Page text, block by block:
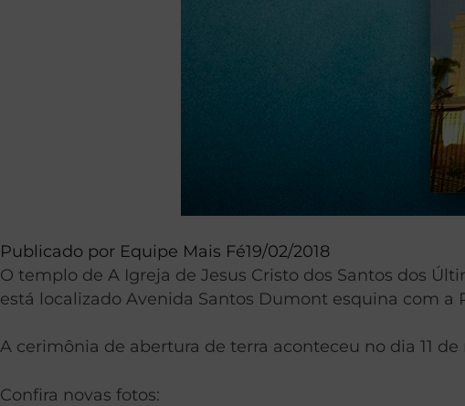
Publicado por Equipe Mais Fé19/02/2018
O templo de A Igreja de Jesus Cristo dos Santos dos
está localizado Avenida Santos Dumont esquina com a
A cerimônia de abertura de terra aconteceu no dia 11 de
Confira novas fotos: